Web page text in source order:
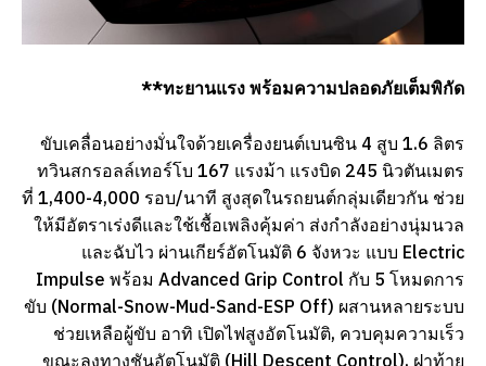
**ทะยานแรง พร้อมความปลอดภัยเต็มพิกัด
ขับเคลื่อนอย่างมั่นใจด้วยเครื่องยนต์เบนซิน 4 สูบ 1.6 ลิตร
ทวินสกรอลล์เทอร์โบ 167 แรงม้า แรงบิด 245 นิวตันเมตร
ที่ 1,400-4,000 รอบ/นาที สูงสุดในรถยนต์กลุ่มเดียวกัน ช่วย
ให้มีอัตราเร่งดีและใช้เชื้อเพลิงคุ้มค่า ส่งกำลังอย่างนุ่มนวล
และฉับไว ผ่านเกียร์อัตโนมัติ 6 จังหวะ แบบ Electric
Impulse พร้อม Advanced Grip Control กับ 5 โหมดการ
ขับ (Normal-Snow-Mud-Sand-ESP Off) ผสานหลายระบบ
ช่วยเหลือผู้ขับ อาทิ เปิดไฟสูงอัตโนมัติ, ควบคุมความเร็ว